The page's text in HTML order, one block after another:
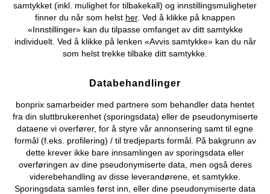
Om Oss Angre kjøp
©2026 bonprix.
samtykket (inkl. mulighet for tilbakekall) og innstillingsmuligheter
finner du når som helst her. Ved å klikke på knappen
«Innstillinger» kan du tilpasse omfanget av ditt samtykke
individuelt. Ved å klikke på lenken «Avvis samtykke» kan du når
som helst trekke tilbake ditt samtykke.
Databehandlinger
bonprix samarbeider med partnere som behandler data hentet
fra din sluttbrukerenhet (sporingsdata) eller de pseudonymiserte
dataene vi overfører, for å styre vår annonsering samt til egne
formål (f.eks. profilering) / til tredjeparts formål. På bakgrunn av
dette krever ikke bare innsamlingen av sporingsdata eller
overføringen av dine pseudonymiserte data, men også deres
viderebehandling av disse leverandørene, et samtykke.
Sporingsdata samles først inn, eller dine pseudonymiserte data